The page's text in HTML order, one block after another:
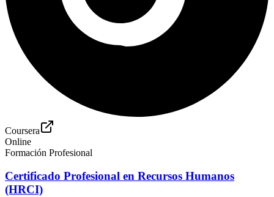
Coursera
Online
Formación Profesional
Certificado Profesional en Recursos Humanos
(HRCI)